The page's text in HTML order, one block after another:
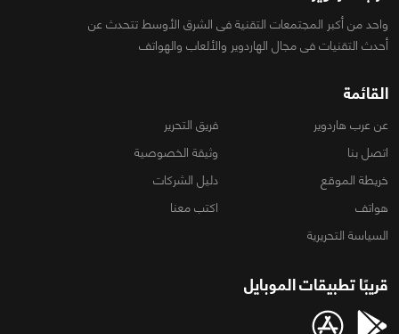
واحد من أكبر المجتمعات التقنية فى الشرق الأوسط تتحدث عن
أحدث التقنيات فى مجال الهاردوير والألعاب والهواتف
القائمة
عن عرب هاردوير
فريق التحرير
اتصل بنا
وثيقة الخصوصية
خريطة الموقع
دليل الشركات
هواتف
اكتب معنا
السياسة التحريرية
قريبًا تطبيقات الموبايل